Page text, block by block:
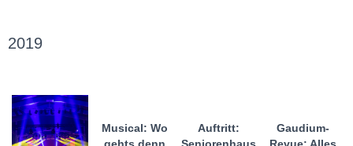
2019
Musical: Wo
Auftritt:
Gaudium-